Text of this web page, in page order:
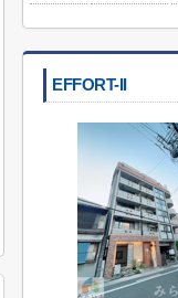
EFFORT-II